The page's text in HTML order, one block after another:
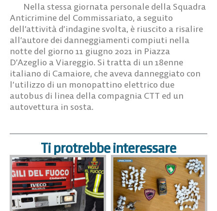
Nella stessa giornata personale della Squadra
Anticrimine del Commissariato, a seguito
dell’attività d’indagine svolta, è riuscito a risalire
all’autore dei danneggiamenti compiuti nella
notte del giorno 11 giugno 2021 in Piazza
D’Azeglio a Viareggio. Si tratta di un 18enne
italiano di Camaiore, che aveva danneggiato con
l’utilizzo di un monopattino elettrico due
autobus di linea della compagnia CTT ed un
autovettura in sosta.
Ti protrebbe interessare